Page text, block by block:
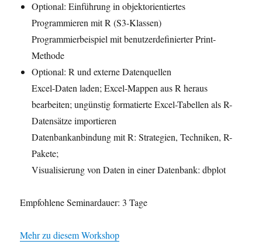
Optional: Einführung in objektorientiertes
Programmieren mit R (S3-Klassen)
Programmierbeispiel mit benutzerdefinierter Print-
Methode
Optional: R und externe Datenquellen
Excel-Daten laden; Excel-Mappen aus R heraus
bearbeiten; ungünstig formatierte Excel-Tabellen als R-
Datensätze importieren
Datenbankanbindung mit R: Strategien, Techniken, R-
Pakete;
Visualisierung von Daten in einer Datenbank: dbplot
Empfohlene Seminardauer: 3 Tage
Mehr zu diesem Workshop